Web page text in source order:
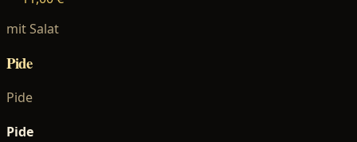
mit Salat
Pide
Pide
Pide